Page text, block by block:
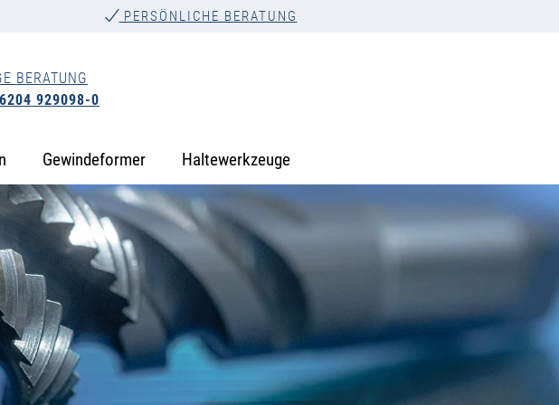
PERSÖNLICHE BERATUNG
BERATUNG
929098-0
Gewindeformer Haltewerkzeuge